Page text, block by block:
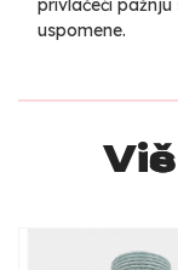
uspomene.